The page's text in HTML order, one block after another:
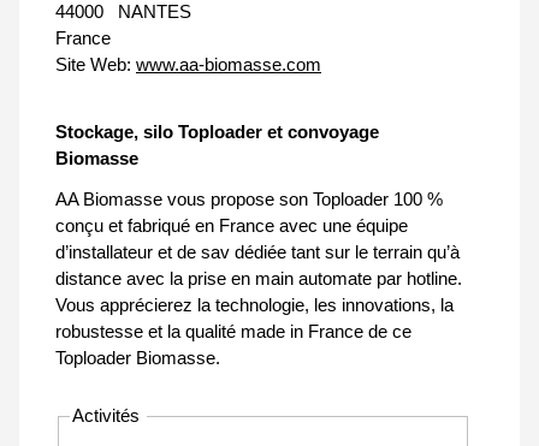
44000
NANTES
France
Site Web: www.aa-biomasse.com
Stockage, silo Toploader et convoyage
Biomasse
AA Biomasse vous propose son Toploader 100 %
conçu et fabriqué en France avec une équipe
d’installateur et de sav dédiée tant sur le terrain qu’à
distance avec la prise en main automate par hotline.
Vous apprécierez la technologie, les innovations, la
robustesse et la qualité made in France de ce
Toploader Biomasse.
Activités